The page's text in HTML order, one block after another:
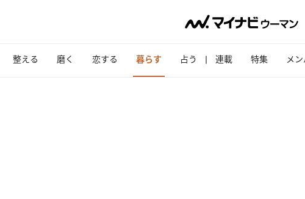
整える 磨く 恋する 暮らす 占う 連載 特集 メ